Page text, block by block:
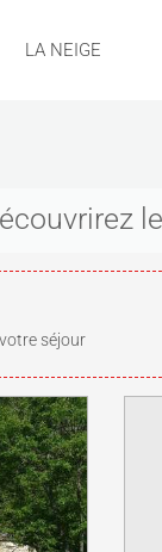
LA NEIGE
séjour